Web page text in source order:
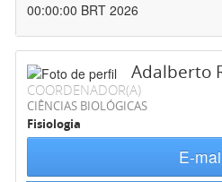
00:00:00 BRT 2026
Adalberto
COORDENADOR(A)
CIÊNCIAS BIOLÓGICAS
Fisiologia
E-